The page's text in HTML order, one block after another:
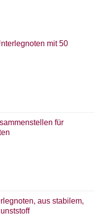
mit 50
für
aus stabilem,